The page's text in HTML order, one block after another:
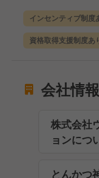
インセンティブ制度
資格取得支援制度あ
会社情報
株式会社
ョンにつ
とんかつ